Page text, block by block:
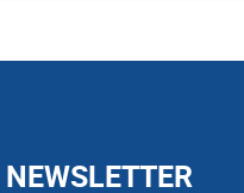
NEWSLETTER